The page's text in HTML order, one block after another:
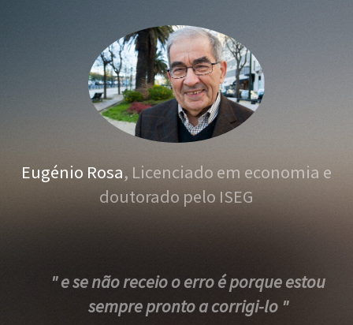
Eugénio Rosa, Licenciado em economia e
doutorado pelo ISEG
" e se não receio o erro é porque estou
sempre pronto a corrigi-lo "